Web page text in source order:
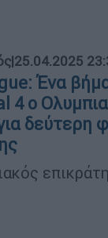
|25.04.2025
Ένα
4 ο
δεύτερη